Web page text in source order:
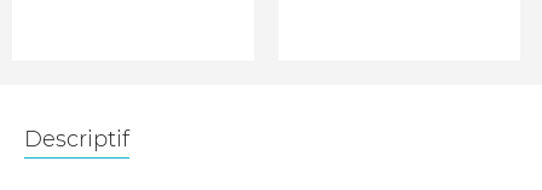
Descriptif